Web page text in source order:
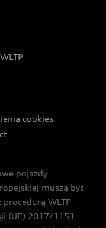
Warszawie
w
cookies
pojazdy
muszą być
WLTP
(UE) 2017/1151.